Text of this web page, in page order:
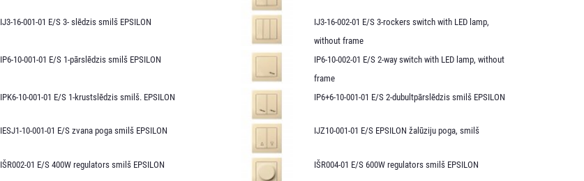
IJ3-16-001-01 E/S 3- slēdzis smilš EPSILON
IJ3-16-002-01 E/S 3-rockers switch with LED lamp,
without frame
IP6-10-001-01 E/S 1-pārslēdzis smilš EPSILON
IP6-10-002-01 E/S 2-way switch with LED lamp, without
frame
IPK6-10-001-01 E/S 1-krustslēdzis smilš. EPSILON
IP6+6-10-001-01 E/S 2-dubultpārslēdzis smilš EPSILON
IESJ1-10-001-01 E/S zvana poga smilš EPSILON IJZ10-001-01 E/S EPSILON žalūziju poga, smilš
IŠR002-01 E/S 400W regulators smilš EPSILON IŠR004-01 E/S 600W regulators smilš EPSILON